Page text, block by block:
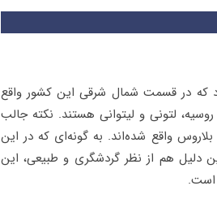
که در قسمت شمال شرقی این کشور واقع
لتونی و لیتوانی هستند. نکته جالب
واقع شده‌اند. به گونه‌ای که در این
وجود دارند. به همین دلیل هم از نظر گردشگری و طبیعی، این
است.